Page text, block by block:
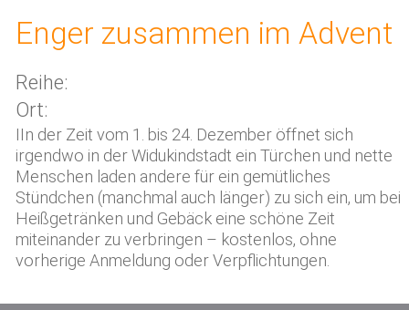
Enger zusammen im Advent
Reihe:
Ort:
IIn der Zeit vom 1. bis 24. Dezember öffnet sich
irgendwo in der Widukindstadt ein Türchen und nette
Menschen laden andere für ein gemütliches
Stündchen (manchmal auch länger) zu sich ein, um bei
Heißgetränken und Gebäck eine schöne Zeit
miteinander zu verbringen – kostenlos, ohne
vorherige Anmeldung oder Verpflichtungen.